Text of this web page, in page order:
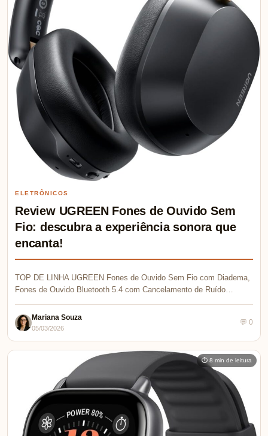
ELETRÔNICOS
Review UGREEN Fones de Ouvido Sem
Fio: descubra a experiência sonora que
encanta!
TOP DE LINHA UGREEN Fones de Ouvido Sem Fio com Diadema,
Fones de Ouvido Bluetooth 5.4 com Cancelamento de Ruído…
Mariana Souza
05/03/2026
💬 0
⏱ 8 min de leitura